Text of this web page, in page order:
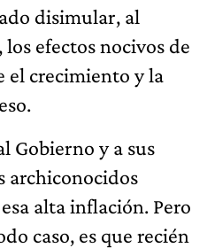
disimular, al
efectos nocivos de
el crecimiento y la
Gobierno y a sus
archiconocidos
alta inflación. Pero
caso, es que recién